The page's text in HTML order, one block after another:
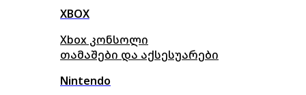
XBOX
Xbox კონსოლი
თამაშები და აქსესუარები
Nintendo